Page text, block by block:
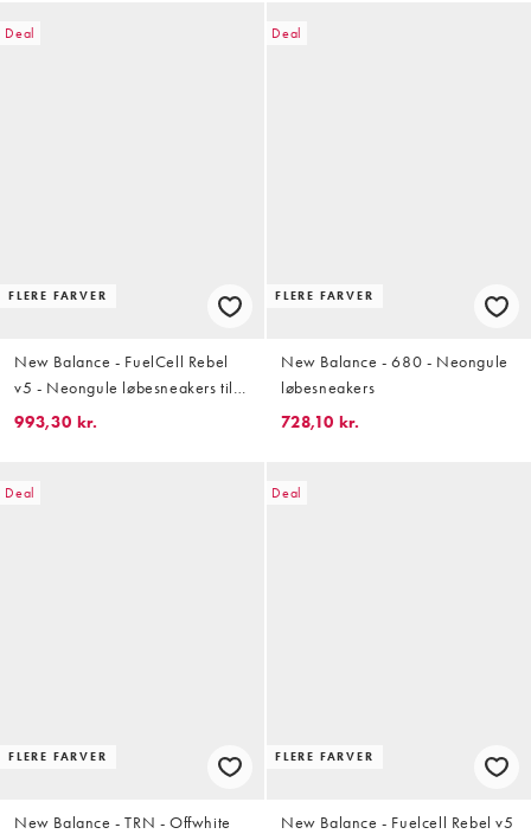
Deal
FLERE FARVER
New Balance - FuelCell Rebel
v5 - Neongule løbesneakers til
mænd
993,30 kr.
Deal
FLERE FARVER
New Balance - 680 - Neongule
løbesneakers
728,10 kr.
Deal
FLERE FARVER
New Balance - TRN - Offwhite
Deal
FLERE FARVER
New Balance - Fuelcell Rebel v5